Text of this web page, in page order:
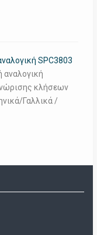
SPC3803
κλήσεων
Γαλλικά /